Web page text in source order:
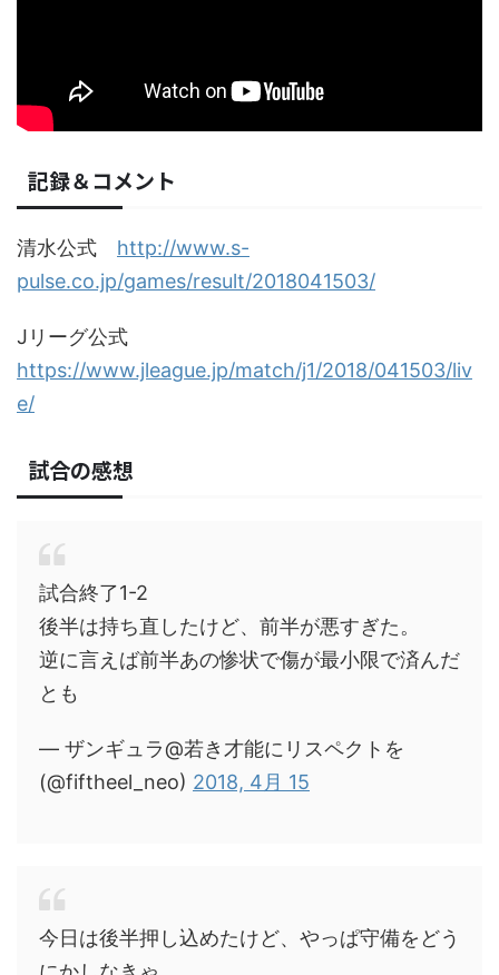
記録＆コメント
清水公式 http://www.s-
pulse.co.jp/games/result/2018041503/
Jリーグ公式
https://www.jleague.jp/match/j1/2018/041503/liv
e/
試合の感想
試合終了1-2
後半は持ち直したけど、前半が悪すぎた。
逆に言えば前半あの惨状で傷が最小限で済んだ
とも
— ザンギュラ@若き才能にリスペクトを
(@fiftheel_neo) 2018, 4月 15
今日は後半押し込めたけど、やっぱ守備をどう